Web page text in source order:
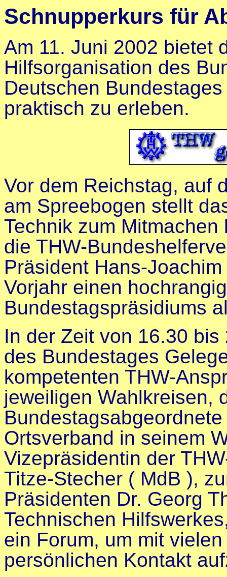
Schnupperkurs für
Am 11. Juni 2002 bietet
Hilfsorganisation des
Deutschen
praktisch zu erleben.
Vor dem Reichstag, auf
am Spreebogen stellt
Technik zum
die THW-
Präsident Hans-
Vorjahr einen
Bundestagspräsidiums
In der Zeit von 16.30
des Bundestages
kompetenten THW-
jeweiligen Wahlkreisen,
Ortsverband in seinem
Vizepräsidentin der
Titze-Stecher ( MdB ),
Präsidenten Dr. Georg
Technischen
ein Forum, um mit
persönlichen Kontakt